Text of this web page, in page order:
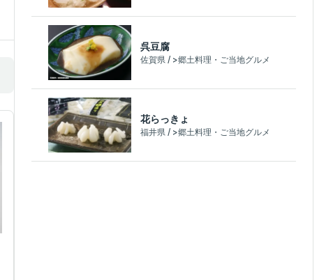
呉豆腐
佐賀県 / >郷土料理・ご当地グルメ
花らっきょ
福井県 / >郷土料理・ご当地グルメ